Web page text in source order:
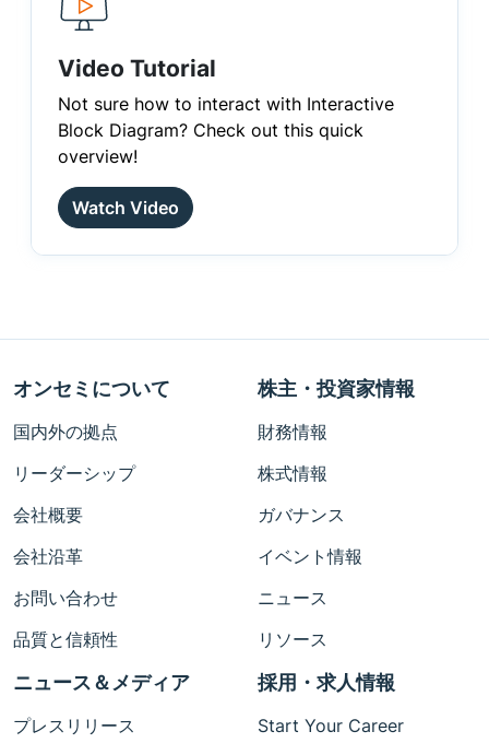
Video Tutorial
Not sure how to interact with Interactive
Block Diagram? Check out this quick
overview!
Watch Video
オンセミについて
国内外の拠点
リーダーシップ
会社概要
会社沿革
お問い合わせ
品質と信頼性
株主・投資家情報
財務情報
株式情報
ガバナンス
イベント情報
ニュース
リソース
ニュース＆メディア
プレスリリース
採用・求人情報
Start Your Career